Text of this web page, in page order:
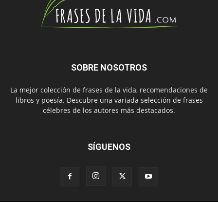
SOBRE NOSOTROS
La mejor colección de frases de la vida, recomendaciones de
libros y poesía. Descubre una variada selección de frases
célebres de los autores más destacados.
SÍGUENOS